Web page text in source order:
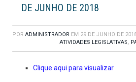
DE JUNHO DE 2018
POR ADMINISTRADOR EM 29 DE JUNHO DE
ATIVIDADES LEGISLATIVAS,
Clique aqui para visualizar